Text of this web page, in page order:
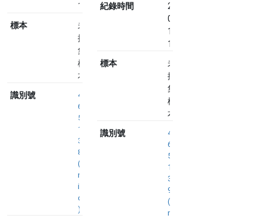
14:19
標本
未
採
集
標
本
識別號
4
6
5
1
3
8
(
n
i
d
)
紀錄時間
2023-
07-
10
14:26
標本
未
採
集
標
本
識別號
4
6
5
1
3
9
(
n